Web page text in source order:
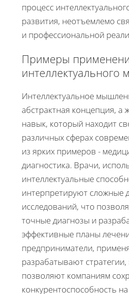
процесс
развития, неотъемлемо
и профессиональной
Примеры
Интеллектуальное
абстрактная концепция,
навык, который находит
различных сферах
из ярких примеров -
диагностика. Врачи,
интеллектуальные
интерпретируют сложные
исследований, что
точные диагнозы и
эффективные планы
предприниматели,
разрабатывают
позволяют компаниям
конкурентоспособность